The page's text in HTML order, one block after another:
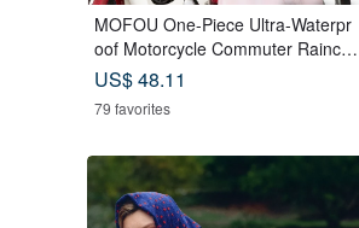
MOFOU One-Piece Ultra-Waterpr
oof Motorcycle Commuter Raincoa
t S15
US$ 48.11
79 favorites